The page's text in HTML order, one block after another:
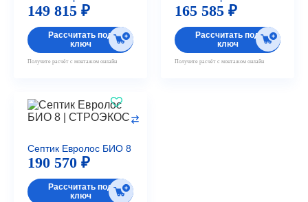
149 815 ₽
Рассчитать под
ключ
Получите расчёт с монтажом онлайн
165 585 ₽
Рассчитать под
ключ
Получите расчёт с монтажом онлайн
Септик Евролос БИО 8
190 570 ₽
Рассчитать под
ключ